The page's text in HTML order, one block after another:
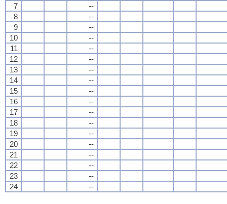
7
--
8
--
9
--
10
--
11
--
12
--
13
--
14
--
15
--
16
--
17
--
18
--
19
--
20
--
21
--
22
--
23
--
24
--